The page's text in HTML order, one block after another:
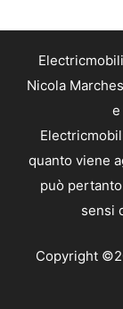
Nicola
e
quanto viene
può
sensi
Copyright